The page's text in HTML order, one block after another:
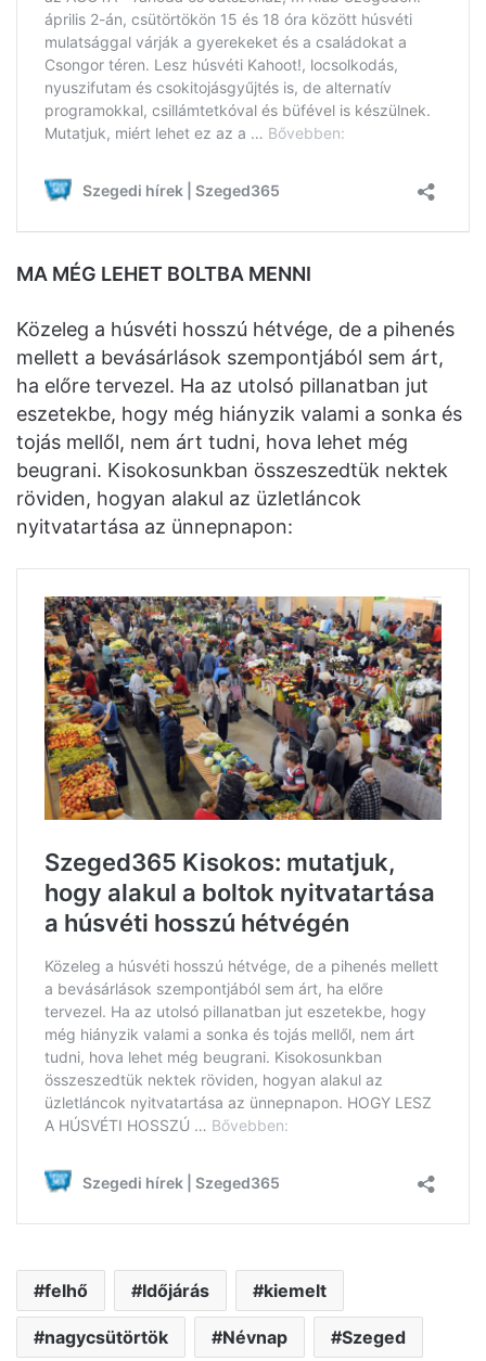
MA MÉG LEHET BOLTBA MENNI
Közeleg a húsvéti hosszú hétvége, de a pihenés
mellett a bevásárlások szempontjából sem árt,
ha előre tervezel. Ha az utolsó pillanatban jut
eszetekbe, hogy még hiányzik valami a sonka és
tojás mellől, nem árt tudni, hova lehet még
beugrani. Kisokosunkban összeszedtük nektek
röviden, hogyan alakul az üzletláncok
nyitvatartása az ünnepnapon:
felhő Időjárás kiemelt
nagycsütörtök Névnap Szeged